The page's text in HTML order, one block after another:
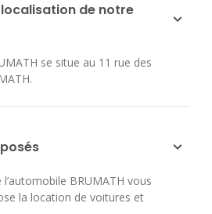
de notre
se situe au 11 rue des
.
BRUMATH vous
la location de voitures et